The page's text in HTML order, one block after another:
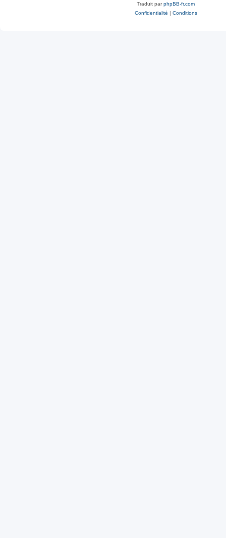
Traduit parphpBB-fr.com
Confidentialité | Conditions